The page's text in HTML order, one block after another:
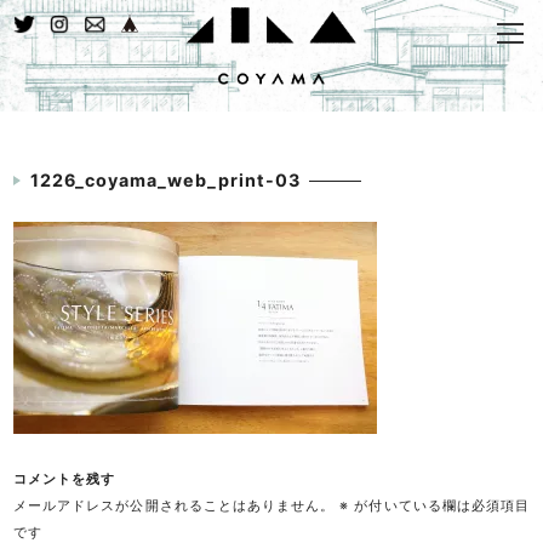
1226_coyama_web_print-03
コメントを残す
メールアドレスが公開されることはありません。 ※ が付いている欄は必須項目
です